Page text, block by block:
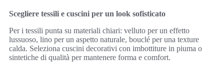
Scegliere tessili e cuscini per un look sofisticato
Per i tessili punta su materiali chiari: velluto per un effetto
lussuoso, lino per un aspetto naturale, bouclé per una texture
calda. Seleziona cuscini decorativi con imbottiture in piuma o
sintetiche di qualità per mantenere forma e comfort.